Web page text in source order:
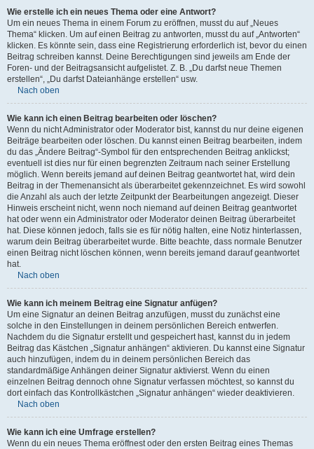
Wie erstelle ich ein neues Thema oder eine Antwort?
Um ein neues Thema in einem Forum zu eröffnen, musst du auf „Neues
Thema“ klicken. Um auf einen Beitrag zu antworten, musst du auf „Antworten“
klicken. Es könnte sein, dass eine Registrierung erforderlich ist, bevor du einen
Beitrag schreiben kannst. Deine Berechtigungen sind jeweils am Ende der
Foren- und der Beitragsansicht aufgelistet. Z. B. „Du darfst neue Themen
erstellen“, „Du darfst Dateianhänge erstellen“ usw.
Nach oben
Wie kann ich einen Beitrag bearbeiten oder löschen?
Wenn du nicht Administrator oder Moderator bist, kannst du nur deine eigenen
Beiträge bearbeiten oder löschen. Du kannst einen Beitrag bearbeiten, indem
du das „Ändere Beitrag“-Symbol für den entsprechenden Beitrag anklickst;
eventuell ist dies nur für einen begrenzten Zeitraum nach seiner Erstellung
möglich. Wenn bereits jemand auf deinen Beitrag geantwortet hat, wird dein
Beitrag in der Themenansicht als überarbeitet gekennzeichnet. Es wird sowohl
die Anzahl als auch der letzte Zeitpunkt der Bearbeitungen angezeigt. Dieser
Hinweis erscheint nicht, wenn noch niemand auf deinen Beitrag geantwortet
hat oder wenn ein Administrator oder Moderator deinen Beitrag überarbeitet
hat. Diese können jedoch, falls sie es für nötig halten, eine Notiz hinterlassen,
warum dein Beitrag überarbeitet wurde. Bitte beachte, dass normale Benutzer
einen Beitrag nicht löschen können, wenn bereits jemand darauf geantwortet
hat.
Nach oben
Wie kann ich meinem Beitrag eine Signatur anfügen?
Um eine Signatur an deinen Beitrag anzufügen, musst du zunächst eine
solche in den Einstellungen in deinem persönlichen Bereich entwerfen.
Nachdem du die Signatur erstellt und gespeichert hast, kannst du in jedem
Beitrag das Kästchen „Signatur anhängen“ aktivieren. Du kannst eine Signatur
auch hinzufügen, indem du in deinem persönlichen Bereich das
standardmäßige Anhängen deiner Signatur aktivierst. Wenn du einen
einzelnen Beitrag dennoch ohne Signatur verfassen möchtest, so kannst du
dort einfach das Kontrollkästchen „Signatur anhängen“ wieder deaktivieren.
Nach oben
Wie kann ich eine Umfrage erstellen?
Wenn du ein neues Thema eröffnest oder den ersten Beitrag eines Themas